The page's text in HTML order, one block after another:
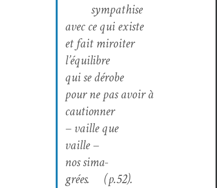
sympathise
avec ce qui existe
et fait miroi­ter
l’équilibre
qui se dérobe
pour ne pas avoir à
cautionner
– vaille que
vaille –
nos sima­
grées. (p.52).